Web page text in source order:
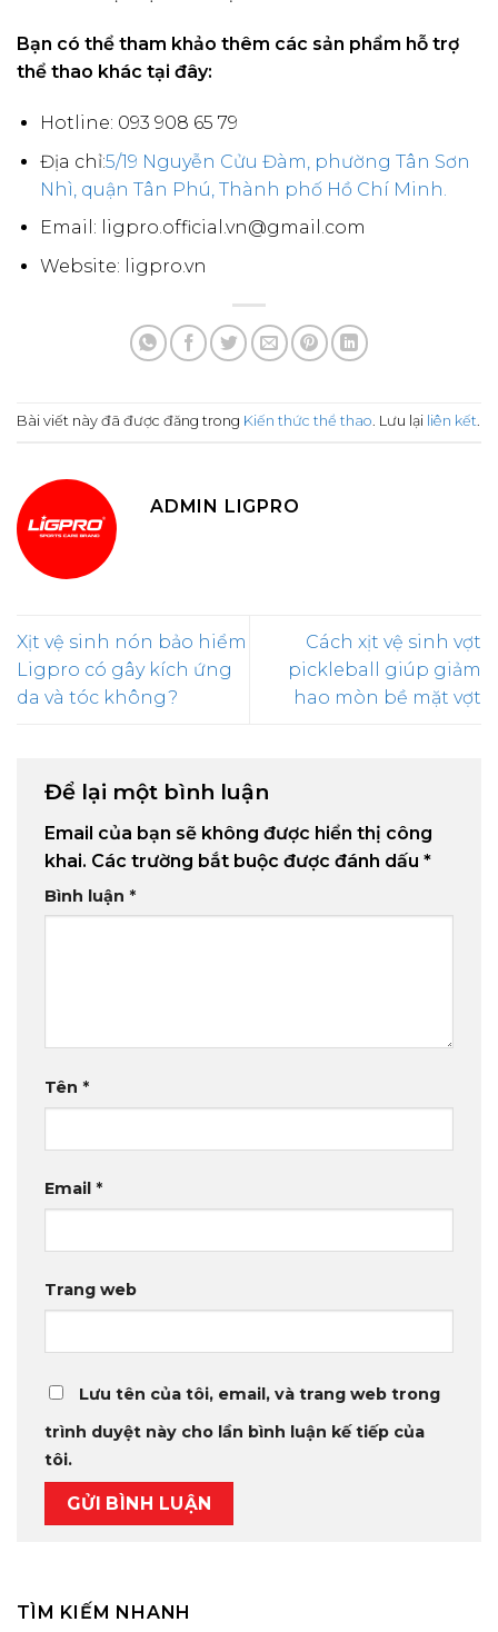
Bạn có thể tham khảo thêm các sản phẩm hỗ trợ
thể thao khác tại đây:
Hotline: 093 908 65 79
Địa chỉ:5/19 Nguyễn Cửu Đàm, phường Tân Sơn
Nhì, quận Tân Phú, Thành phố Hồ Chí Minh.
Email: ligpro.official.vn@gmail.com
Website: ligpro.vn
Bài viết này đã được đăng trong Kiến thức thể thao. Lưu lại liên kết.
ADMIN LIGPRO
Xịt vệ sinh nón bảo hiểm
Ligpro có gây kích ứng
da và tóc không?
Cách xịt vệ sinh vợt
pickleball giúp giảm
hao mòn bề mặt vợt
Để lại một bình luận
Email của bạn sẽ không được hiển thị công
khai. Các trường bắt buộc được đánh dấu *
Bình luận *
Tên *
Email *
Trang web
Lưu tên của tôi, email, và trang web trong
trình duyệt này cho lần bình luận kế tiếp của
tôi.
TÌM KIẾM NHANH